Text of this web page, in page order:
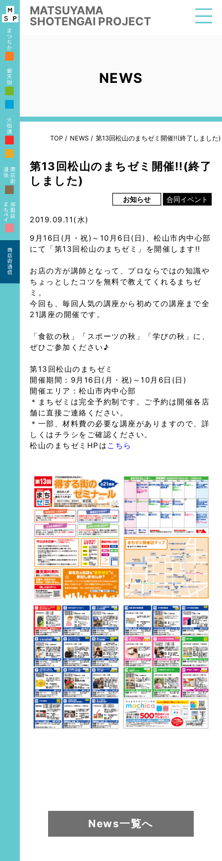
MATSUYAMA
SHOTENGAI PROJECT
■
■
■
■
■
■
■
NEWS
TOP / NEWS / 第13回松山のまちゼミ開催!!(終了しました)
第13回松山のまちゼミ開催!!(終了
しました)
お知らせ 合同イベント
2019.09.11(水)
9月16日(月・祝)～10月6日(日)、松山市内中心部
にて「第13回松山のまちゼミ」を開催します!!
お店の方が講師となって、プロならではの知識や
ちょっとしたコツを無料で教えてくれるまちゼ
ミ。
今回も、毎回人気の講座から初めての講座まで全
21講座の開催です。
「食欲の秋」「スポーツの秋」「学びの秋」に、
ぜひご参加ください♪
第13回松山のまちゼミ
開催期間：9月16日(月・祝)～10月6日(日)
開催エリア：松山市内中心部
＊まちゼミは完全予約制です。ご予約は開催各店
舗に直接ご連絡ください。
＊一部、材料費の必要な講座がありますので、詳
しくはチラシをご確認ください。
松山のまちゼミHPは こちら
News一覧へ